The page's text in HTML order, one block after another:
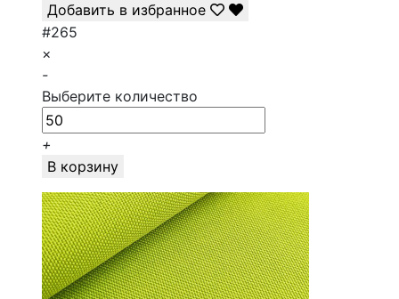
Добавить в избранное
#265
×
-
Выберите количество
+
В корзину